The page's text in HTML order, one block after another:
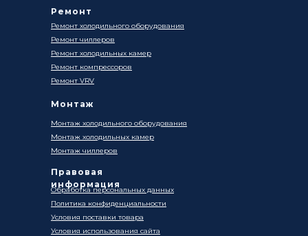
Ремонт
Обработка персональных данных
Политика конфиденциальности
Условия поставки товара
Условия использования сайта
Ремонт холодильного оборудования
Ремонт чиллеров
Ремонт холодильных камер
Ремонт компрессоров
Ремонт VRV
Монтаж
Правовая
информация
Монтаж холодильного оборудования
Монтаж чиллеров
Монтаж холодильных камер